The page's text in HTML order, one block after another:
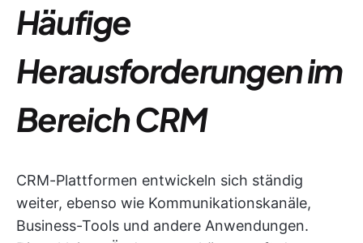
Häufige
Herausforderungen im
Bereich CRM
CRM-Plattformen entwickeln sich ständig
weiter, ebenso wie Kommunikationskanäle,
Business-Tools und andere Anwendungen.